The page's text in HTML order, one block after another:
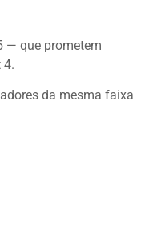
— que prometem
4.
da mesma faixa